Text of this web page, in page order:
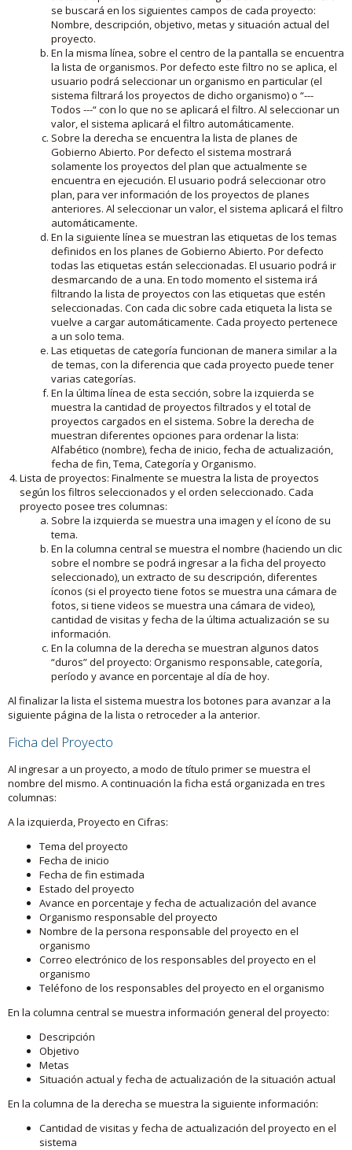
se buscará en los siguientes campos de cada proyecto:
Nombre, descripción, objetivo, metas y situación actual del
proyecto.
En la misma línea, sobre el centro de la pantalla se encuentra
la lista de organismos. Por defecto este filtro no se aplica, el
usuario podrá seleccionar un organismo en particular (el
sistema filtrará los proyectos de dicho organismo) o “---
Todos ---“ con lo que no se aplicará el filtro. Al seleccionar un
valor, el sistema aplicará el filtro automáticamente.
Sobre la derecha se encuentra la lista de planes de
Gobierno Abierto. Por defecto el sistema mostrará
solamente los proyectos del plan que actualmente se
encuentra en ejecución. El usuario podrá seleccionar otro
plan, para ver información de los proyectos de planes
anteriores. Al seleccionar un valor, el sistema aplicará el filtro
automáticamente.
En la siguiente línea se muestran las etiquetas de los temas
definidos en los planes de Gobierno Abierto. Por defecto
todas las etiquetas están seleccionadas. El usuario podrá ir
desmarcando de a una. En todo momento el sistema irá
filtrando la lista de proyectos con las etiquetas que estén
seleccionadas. Con cada clic sobre cada etiqueta la lista se
vuelve a cargar automáticamente. Cada proyecto pertenece
a un solo tema.
Las etiquetas de categoría funcionan de manera similar a la
de temas, con la diferencia que cada proyecto puede tener
varias categorías.
En la última línea de esta sección, sobre la izquierda se
muestra la cantidad de proyectos filtrados y el total de
proyectos cargados en el sistema. Sobre la derecha de
muestran diferentes opciones para ordenar la lista:
Alfabético (nombre), fecha de inicio, fecha de actualización,
fecha de fin, Tema, Categoría y Organismo.
Lista de proyectos: Finalmente se muestra la lista de proyectos
según los filtros seleccionados y el orden seleccionado. Cada
proyecto posee tres columnas:
Sobre la izquierda se muestra una imagen y el ícono de su
tema.
En la columna central se muestra el nombre (haciendo un clic
sobre el nombre se podrá ingresar a la ficha del proyecto
seleccionado), un extracto de su descripción, diferentes
íconos (si el proyecto tiene fotos se muestra una cámara de
fotos, si tiene videos se muestra una cámara de video),
cantidad de visitas y fecha de la última actualización se su
información.
En la columna de la derecha se muestran algunos datos
“duros” del proyecto: Organismo responsable, categoría,
período y avance en porcentaje al día de hoy.
Al finalizar la lista el sistema muestra los botones para avanzar a la
siguiente página de la lista o retroceder a la anterior.
Ficha del Proyecto
Al ingresar a un proyecto, a modo de título primer se muestra el
nombre del mismo. A continuación la ficha está organizada en tres
columnas:
A la izquierda, Proyecto en Cifras:
Tema del proyecto
Fecha de inicio
Fecha de fin estimada
Estado del proyecto
Avance en porcentaje y fecha de actualización del avance
Organismo responsable del proyecto
Nombre de la persona responsable del proyecto en el
organismo
Correo electrónico de los responsables del proyecto en el
organismo
Teléfono de los responsables del proyecto en el organismo
En la columna central se muestra información general del proyecto:
Descripción
Objetivo
Metas
Situación actual y fecha de actualización de la situación actual
En la columna de la derecha se muestra la siguiente información:
Cantidad de visitas y fecha de actualización del proyecto en el
sistema